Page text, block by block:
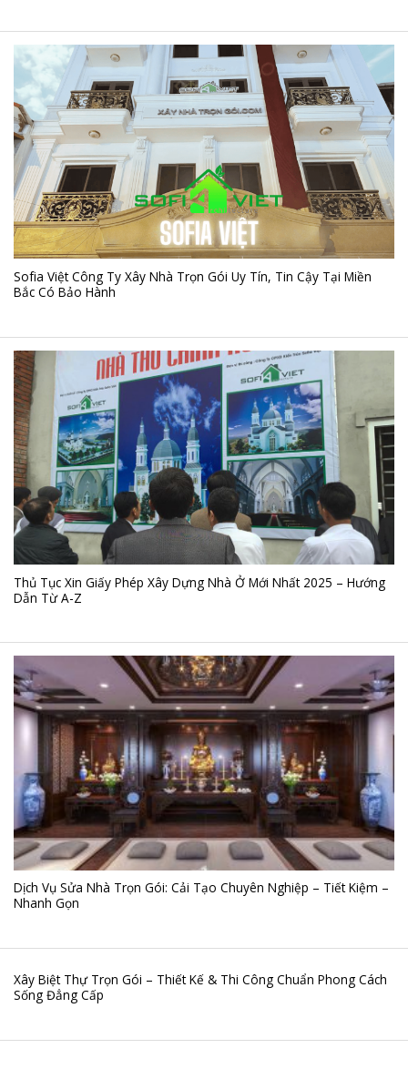
Sofia Việt Công Ty Xây Nhà Trọn Gói Uy Tín, Tin Cậy Tại Miền
Bắc Có Bảo Hành
Thủ Tục Xin Giấy Phép Xây Dựng Nhà Ở Mới Nhất 2025 – Hướng
Dẫn Từ A-Z
Dịch Vụ Sửa Nhà Trọn Gói: Cải Tạo Chuyên Nghiệp – Tiết Kiệm –
Nhanh Gọn
Xây Biệt Thự Trọn Gói – Thiết Kế & Thi Công Chuẩn Phong Cách
Sống Đẳng Cấp